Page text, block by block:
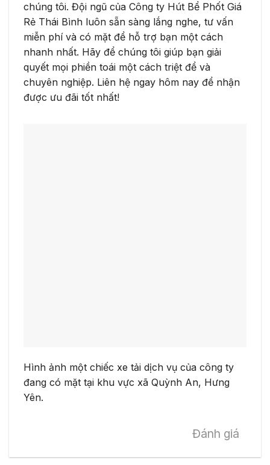
chúng tôi. Đội ngũ của Công ty Hút Bể Phốt Giá
Rẻ Thái Bình luôn sẵn sàng lắng nghe, tư vấn
miễn phí và có mặt để hỗ trợ bạn một cách
nhanh nhất. Hãy để chúng tôi giúp bạn giải
quyết mọi phiền toái một cách triệt để và
chuyên nghiệp. Liên hệ ngay hôm nay để nhận
được ưu đãi tốt nhất!
Hình ảnh một chiếc xe tải dịch vụ của công ty
đang có mặt tại khu vực xã Quỳnh An, Hưng
Yên.
Đánh giá